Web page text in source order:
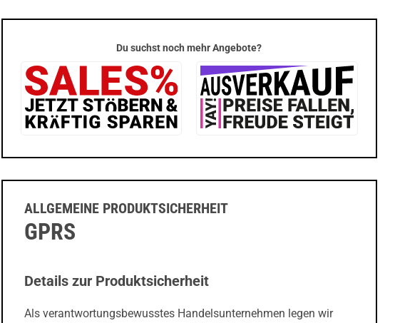
Du suchst noch mehr Angebote?
ALLGEMEINE PRODUKTSICHERHEIT
GPRS
Details zur Produktsicherheit
Als verantwortungsbewusstes Handelsunternehmen legen wir